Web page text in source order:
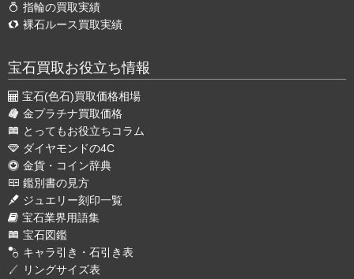
指輪の買取実績
裸石ルース買取実績
宝石買取お役立ち情報
宝石(色石)買取価格相場
金プラチナ買取価格
とってもお役立ちコラム
ダイヤモンドの4C
金貨・コイン辞典
鑑別書の見方
ジュエリー刻印一覧
宝石業界用語集
宝石図鑑
キャラ引き・石引き表
リングサイズ表